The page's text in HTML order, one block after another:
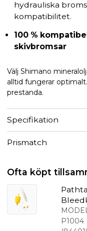
hydrauliska
kompatibilitet.
100 %
skivbromsar
Välj Shimano
alltid fungerar
prestanda.
Specifikation
Prismatch
Ofta köpt
kopp
P1004